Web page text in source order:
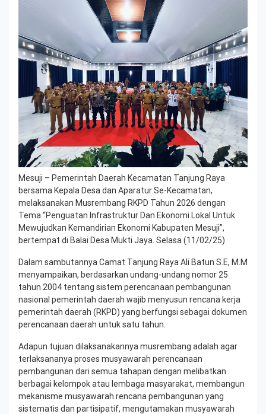
Mesuji – Pemerintah Daerah Kecamatan Tanjung Raya
bersama Kepala Desa dan Aparatur Se-Kecamatan,
melaksanakan Musrembang RKPD Tahun 2026 dengan
Tema “Penguatan Infrastruktur Dan Ekonomi Lokal Untuk
Mewujudkan Kemandirian Ekonomi Kabupaten Mesuji”,
bertempat di Balai Desa Mukti Jaya. Selasa (11/02/25)
Dalam sambutannya Camat Tanjung Raya Ali Batun S.E, M.M
menyampaikan, berdasarkan undang-undang nomor 25
tahun 2004 tentang sistem perencanaan pembangunan
nasional pemerintah daerah wajib menyusun rencana kerja
pemerintah daerah (RKPD) yang berfungsi sebagai dokumen
perencanaan daerah untuk satu tahun.
Adapun tujuan dilaksanakannya musrembang adalah agar
terlaksananya proses musyawarah perencanaan
pembangunan dari semua tahapan dengan melibatkan
berbagai kelompok atau lembaga masyarakat, membangun
mekanisme musyawarah rencana pembangunan yang
sistematis dan partisipatif, mengutamakan musyawarah